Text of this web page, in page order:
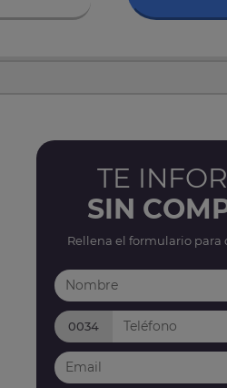
TE
SIN
Rellena el formulario
0034